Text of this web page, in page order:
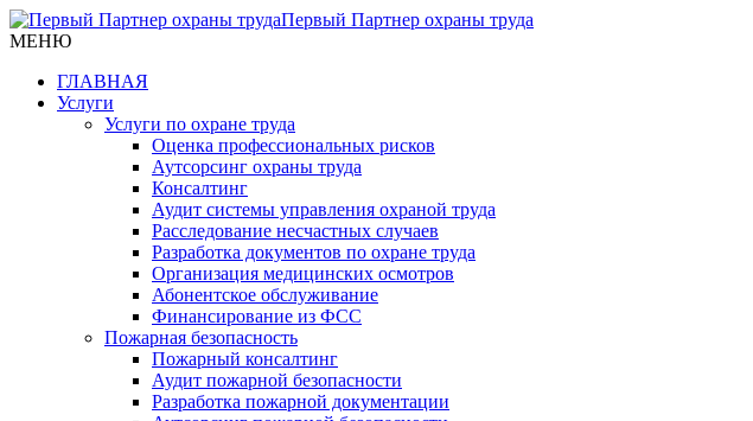
Первый Партнер охраны труда
МЕНЮ
ГЛАВНАЯ
Услуги
Услуги по охране труда
Оценка профессиональных рисков
Аутсорсинг охраны труда
Консалтинг
Аудит системы управления охраной труда
Расследование несчастных случаев
Разработка документов по охране труда
Организация медицинских осмотров
Абонентское обслуживание
Финансирование из ФСС
Пожарная безопасность
Пожарный консалтинг
Аудит пожарной безопасности
Разработка пожарной документации